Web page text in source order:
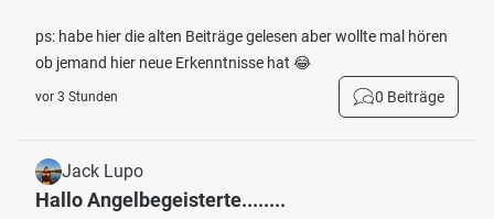
ps: habe hier die alten Beiträge gelesen aber wollte mal hören
ob jemand hier neue Erkenntnisse hat 😂
vor 3 Stunden 0 Beiträge
Jack Lupo
Hallo Angelbegeisterte........